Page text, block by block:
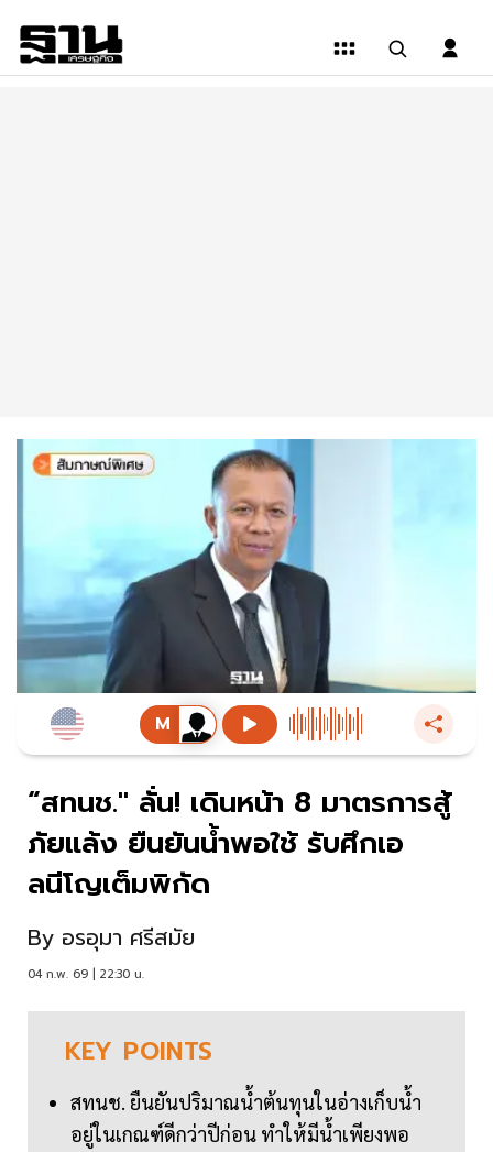
“สทนช." ลั่น! เดินหน้า 8 มาตรการสู้
ภัยแล้ง ยืนยันน้ำพอใช้ รับศึกเอ
ลนีโญเต็มพิกัด
By อรอุมา ศรีสมัย
04 ก.พ. 69 | 22:30 น.
KEY POINTS
สทนช. ยืนยันปริมาณน้ำต้นทุนในอ่างเก็บน้ำ
อยู่ในเกณฑ์ดีกว่าปีก่อน ทำให้มีน้ำเพียงพอ